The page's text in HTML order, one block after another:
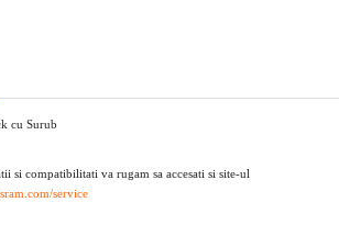
cu Surub
si compatibilitati va rugam sa accesati si site-ul
service